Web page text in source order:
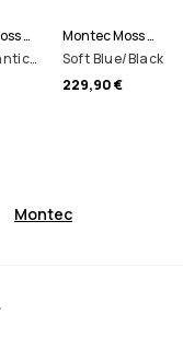
Montec Moss W Skijacke Damen
Dark Atlantic/Black
Montec Moss W Skijacke Damen
Soft Blue/Black
229,90 €
Montec